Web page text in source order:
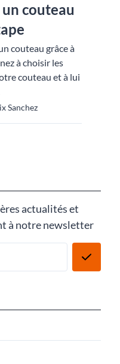
couteau
couteau grâce à
à choisir les
couteau et à lui
Sanchez
actualités et
à notre newsletter